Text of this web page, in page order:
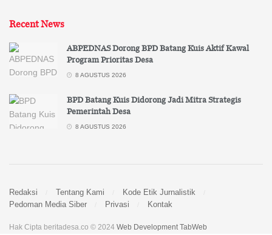
Recent News
ABPEDNAS Dorong BPD Batang Kuis Aktif Kawal
Program Prioritas Desa
8 AGUSTUS 2026
BPD Batang Kuis Didorong Jadi Mitra Strategis
Pemerintah Desa
8 AGUSTUS 2026
Redaksi Tentang Kami
Kode Etik Jurnalistik
Pedoman Media Siber
Privasi Kontak
Hak Cipta beritadesa.co © 2024 Web Development TabWeb